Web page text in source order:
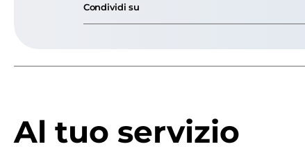
Condividi su
Al tuo servizio